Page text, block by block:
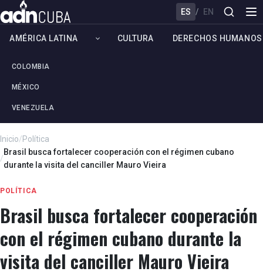
ES / EN
AMÉRICA LATINA
COLOMBIA
MÉXICO
VENEZUELA
CULTURA DERECHOS HUMANOS
Inicio/Política
/
Brasil busca fortalecer cooperación con el régimen cubano
durante la visita del canciller Mauro Vieira
POLÍTICA
Brasil busca fortalecer cooperación
con el régimen cubano durante la
visita del canciller Mauro Vieira